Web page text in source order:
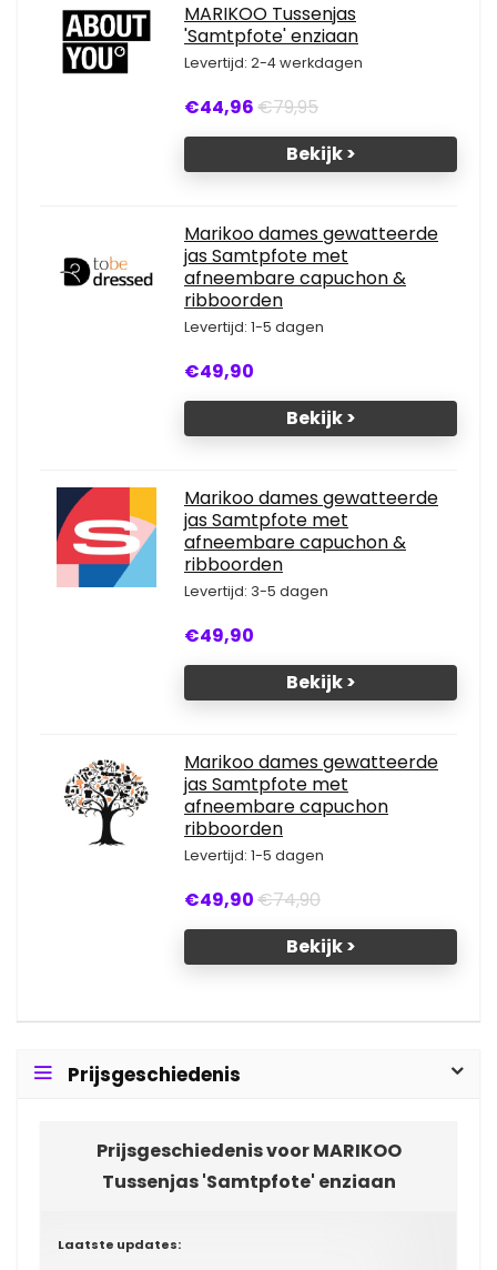
MARIKOO Tussenjas
'Samtpfote' enziaan
Levertijd: 2-4 werkdagen
€44,96€79,95
Bekijk >
Marikoo dames gewatteerde
jas Samtpfote met
afneembare capuchon &
ribboorden
Levertijd: 1-5 dagen
€49,90
Bekijk >
Marikoo dames gewatteerde
jas Samtpfote met
afneembare capuchon &
ribboorden
Levertijd: 3-5 dagen
€49,90
Bekijk >
Marikoo dames gewatteerde
jas Samtpfote met
afneembare capuchon
ribboorden
Levertijd: 1-5 dagen
€49,90€74,90
Bekijk >
Prijsgeschiedenis
Prijsgeschiedenis voor MARIKOO
Tussenjas 'Samtpfote' enziaan
Laatste updates: